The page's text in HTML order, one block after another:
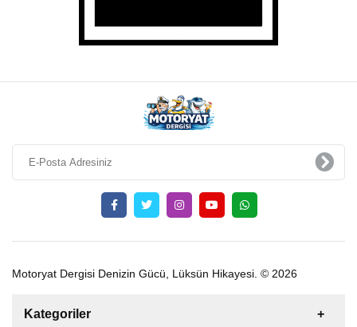
Motoryat Dergisi Denizin Gücü, Lüksün Hikayesi. © 2026
Kategoriler